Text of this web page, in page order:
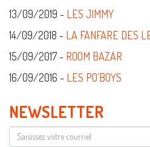
13/09/2019 - LES JIMMY
14/09/2018 - LA FANFARE DES
15/09/2017 - ROOM BAZAR
16/09/2016 - LES PO'BOYS
NEWSLETTER